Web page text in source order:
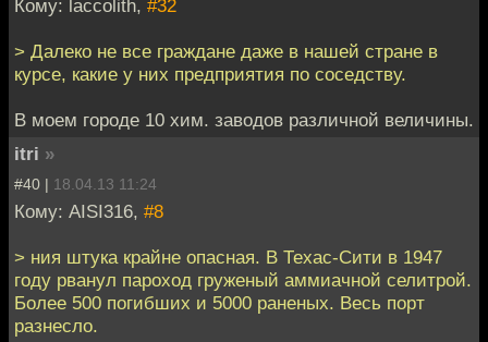
Кому: laccolith, #32
> Далеко не все граждане даже в нашей стране в
курсе, какие у них предприятия по соседству.
В моем городе 10 хим. заводов различной величины.
itri »
#40 | 18.04.13 11:24
Кому: AISI316, #8
> ния штука крайне опасная. В Техас-Сити в 1947
году рванул пароход груженый аммиачной селитрой.
Более 500 погибших и 5000 раненых. Весь порт
разнесло.